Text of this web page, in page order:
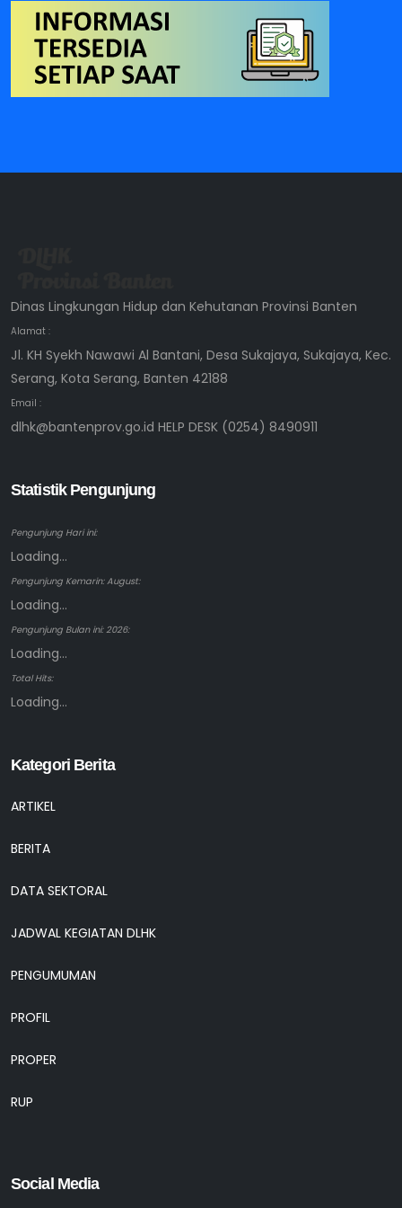
Dinas Lingkungan Hidup dan Kehutanan Provinsi Banten
Alamat :
Jl. KH Syekh Nawawi Al Bantani, Desa Sukajaya, Sukajaya, Kec.
Serang, Kota Serang, Banten 42188
Email :
dlhk@bantenprov.go.id HELP DESK (0254) 8490911
Statistik Pengunjung
Pengunjung Hari ini:
Loading...
Pengunjung Kemarin: August:
Loading...
Pengunjung Bulan ini: 2026:
Loading...
Total Hits:
Loading...
Kategori Berita
ARTIKEL
BERITA
DATA SEKTORAL
JADWAL KEGIATAN DLHK
PENGUMUMAN
PROFIL
PROPER
RUP
Social Media